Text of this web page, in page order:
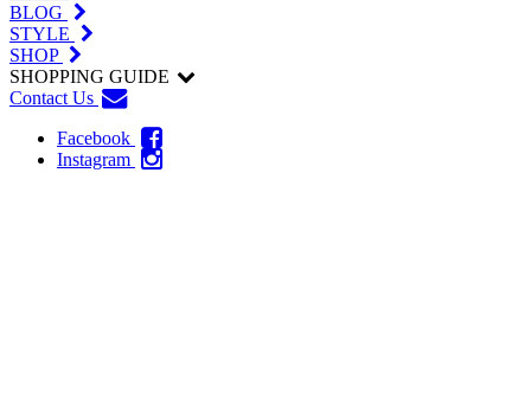
BLOG
STYLE
SHOP
SHOPPING GUIDE
Contact Us
Facebook
Instagram